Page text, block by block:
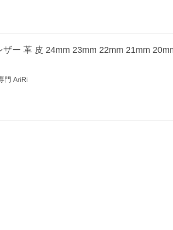
ー 革 皮 24mm 23mm 22mm 21mm
門 AriRi